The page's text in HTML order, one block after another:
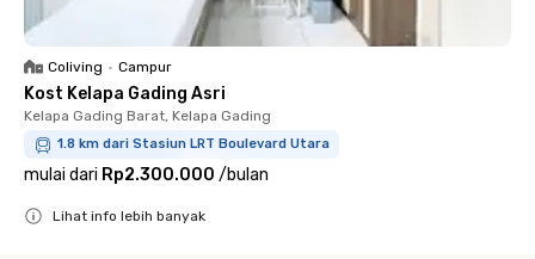
Coliving • Campur
Kost Kelapa Gading Asri
Kelapa Gading Barat, Kelapa Gading
1.8 km dari Stasiun LRT Boulevard Utara
mulai dari Rp2.300.000 /bulan
Lihat info lebih banyak